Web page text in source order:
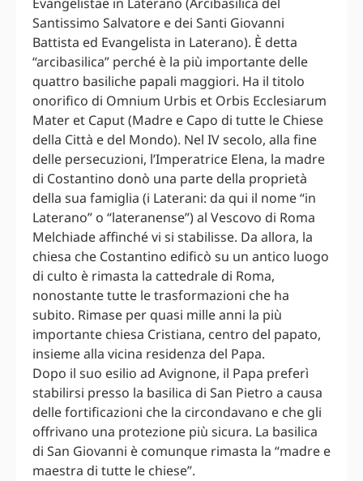
Evangelistae in Laterano (Arcibasilica del
Santissimo Salvatore e dei Santi Giovanni
Battista ed Evangelista in Laterano). È detta
“arcibasilica” perché è la più importante delle
quattro basiliche papali maggiori. Ha il titolo
onorifico di Omnium Urbis et Orbis Ecclesiarum
Mater et Caput (Madre e Capo di tutte le Chiese
della Città e del Mondo). Nel IV secolo, alla fine
delle persecuzioni, l’Imperatrice Elena, la madre
di Costantino donò una parte della proprietà
della sua famiglia (i Laterani: da qui il nome “in
Laterano” o “lateranense”) al Vescovo di Roma
Melchiade affinché vi si stabilisse. Da allora, la
chiesa che Costantino edificò su un antico luogo
di culto è rimasta la cattedrale di Roma,
nonostante tutte le trasformazioni che ha
subito. Rimase per quasi mille anni la più
importante chiesa Cristiana, centro del papato,
insieme alla vicina residenza del Papa.
Dopo il suo esilio ad Avignone, il Papa preferì
stabilirsi presso la basilica di San Pietro a causa
delle fortificazioni che la circondavano e che gli
offrivano una protezione più sicura. La basilica
di San Giovanni è comunque rimasta la “madre e
maestra di tutte le chiese”.